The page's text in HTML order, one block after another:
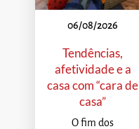
06/08/2026
Tendências,
afetividade e a
casa com “cara de
casa”
O fim dos